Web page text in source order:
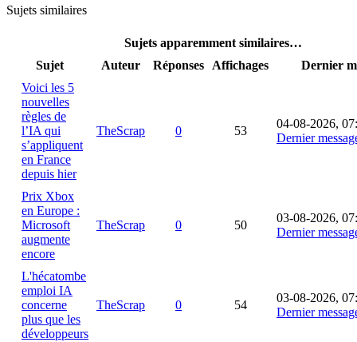
Sujets similaires
Sujets apparemment similaires…
Sujet
Auteur Réponses Affichages
Dernier
Voici les 5
nouvelles
règles de
l’IA qui
s’appliquent
en France
depuis hier
TheScrap 0 53
04-08-2026,
Dernier
Prix Xbox
en Europe :
Microsoft
augmente
encore
TheScrap 0 50
03-08-2026,
Dernier
L'hécatombe
emploi IA
concerne
plus que les
développeurs
TheScrap 0 54
03-08-2026,
Dernier